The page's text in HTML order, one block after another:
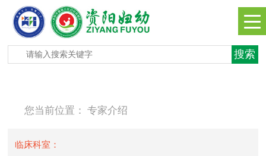
您当前位置：专家介绍
临床科室：